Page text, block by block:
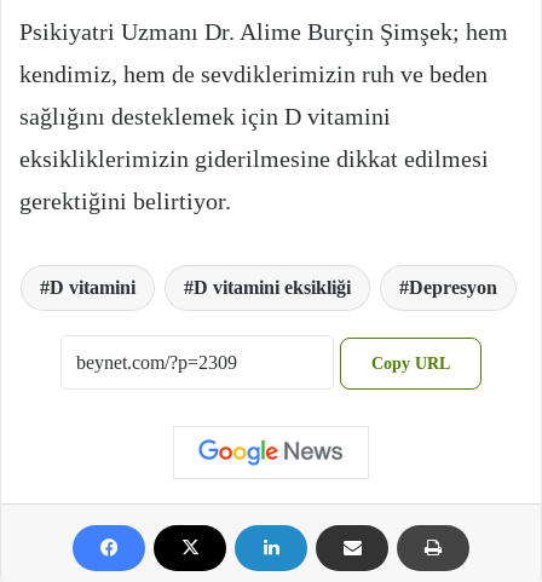
Psikiyatri Uzmanı Dr. Alime Burçin Şimşek; hem
kendimiz, hem de sevdiklerimizin ruh ve beden
sağlığını desteklemek için D vitamini
eksikliklerimizin giderilmesine dikkat edilmesi
gerektiğini belirtiyor.
D vitamini D vitamini eksikliği Depresyon
Copy URL